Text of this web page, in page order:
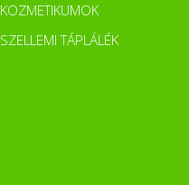
KOZMETIKUMOK
SZELLEMI TÁPLÁLÉK